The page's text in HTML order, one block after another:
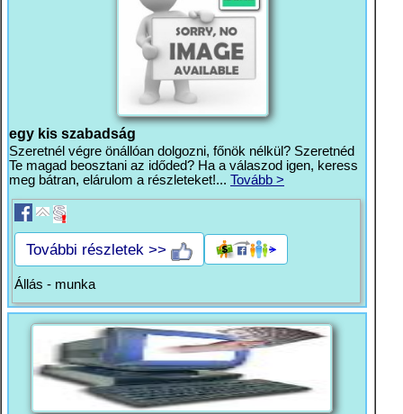
egy kis szabadság
Szeretnél végre önállóan dolgozni, főnök nélkül? Szeretnéd
Te magad beosztani az időded? Ha a válaszod igen, keress
meg bátran, elárulom a részleteket!... Tovább >
További részletek >>
Állás - munka